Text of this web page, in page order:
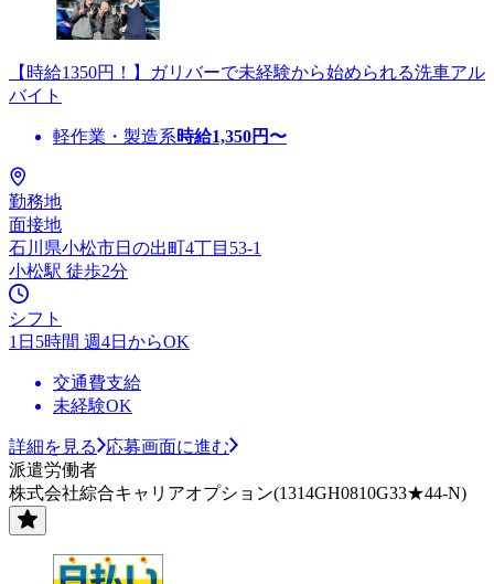
【時給1350円！】ガリバーで未経験から始められる洗車アル
バイト
軽作業・製造系時給1,350円〜
勤務地
面接地
石川県小松市日の出町4丁目53-1
小松駅 徒歩2分
シフト
1日5時間 週4日からOK
交通費支給
未経験OK
詳細を見る
応募画面に進む
派遣労働者
株式会社綜合キャリアオプション(1314GH0810G33★44-N)